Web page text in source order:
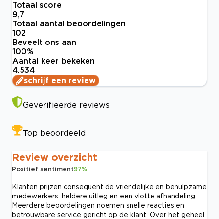
Totaal score
9,7
Totaal aantal beoordelingen
102
Beveelt ons aan
100%
Aantal keer bekeken
4.534
schrijf een review
Geverifieerde reviews
Top beoordeeld
Review overzicht
Positief sentiment97%
Klanten prijzen consequent de vriendelijke en behulpzame
medewerkers, heldere uitleg en een vlotte afhandeling.
Meerdere beoordelingen noemen snelle reacties en
betrouwbare service gericht op de klant. Over het geheel